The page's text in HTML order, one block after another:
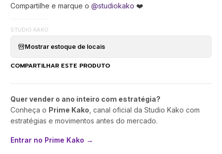
Compartilhe e marque o @studiokako ❤️
STUDIO KAKO
Mostrar estoque de locais
COMPARTILHAR ESTE PRODUTO
Quer vender o ano inteiro com estratégia?
Conheça o Prime Kako , canal oficial da Studio Kako com
estratégias e movimentos antes do mercado.
Entrar no Prime Kako →